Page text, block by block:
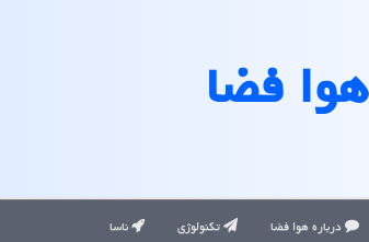
هوا فضا
درباره هوا فضا تکنولوژی ناسا